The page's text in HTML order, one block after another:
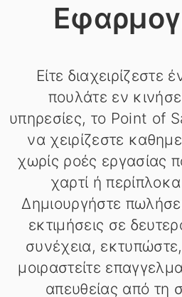
Είτε διαχειρίζεστε
πουλάτε εν
υπηρεσίες, το Point of
να χειρίζεστε
χωρίς ροές εργασίας
χαρτί ή
Δημιουργήστε
εκτιμήσεις σε
συνέχεια,
μοιραστείτε
απευθείας από τη